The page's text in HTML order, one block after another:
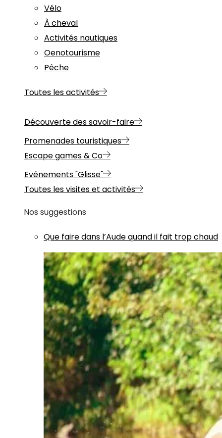
Vélo
À cheval
Activités nautiques
Oenotourisme
Pêche
Toutes les activités
Découverte des savoir-faire
Promenades touristiques
Escape games & Co
Evénements "Glisse"
Toutes les visites et activités
Nos suggestions
Que faire dans l’Aude quand il fait trop chaud